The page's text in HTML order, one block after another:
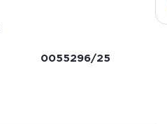
0055296/25